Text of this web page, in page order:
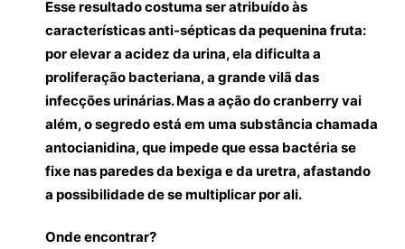
Esse resultado costuma ser atribuído às
características anti-sépticas da pequenina fruta:
por elevar a acidez da urina, ela dificulta a
proliferação bacteriana, a grande vilã das
infecções urinárias. Mas a ação do cranberry vai
além, o segredo está em uma substância chamada
antocianidina, que impede que essa bactéria se
fixe nas paredes da bexiga e da uretra, afastando
a possibilidade de se multiplicar por ali.
Onde encontrar?